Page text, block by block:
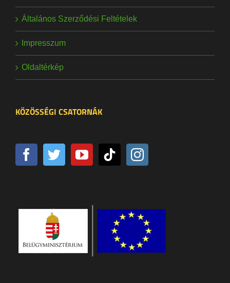
Általános Szerződési Feltételek
Impresszum
Oldaltérkép
KÖZÖSSÉGI CSATORNÁK